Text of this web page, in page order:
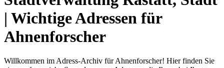
| Wichtige Adressen für
Ahnenforscher
Willkommen im Adress-Archiv für Ahnenforscher! Hier finden Sie